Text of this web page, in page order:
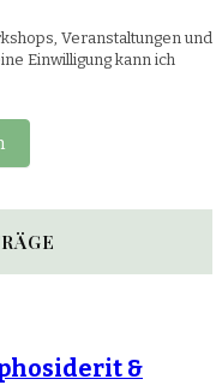
Veranstaltungen und
Einwilligung kann ich
&